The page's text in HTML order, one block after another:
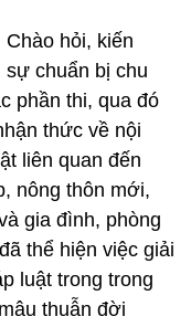
hỏi, kiến
chuẩn bị chu
phần thi, qua đó
thức về nội
liên quan đến
nông thôn mới,
gia đình, phòng
thể hiện việc giải
luật trong trong
thuẫn đời